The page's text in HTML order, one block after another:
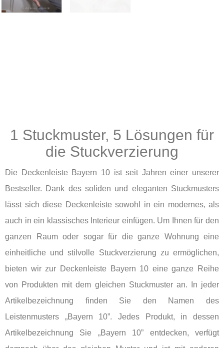
1 Stuckmuster, 5 Lösungen für
die Stuckverzierung
Die Deckenleiste Bayern 10 ist seit Jahren einer unserer
Bestseller. Dank des soliden und eleganten Stuckmusters
lässt sich diese Deckenleiste sowohl in ein modernes, als
auch in ein klassisches Interieur einfügen. Um Ihnen für den
ganzen Raum oder sogar für die ganze Wohnung eine
einheitliche und stilvolle Stuckverzierung zu ermöglichen,
bieten wir zur Deckenleiste Bayern 10 eine ganze Reihe
von Produkten mit dem gleichen Stuckmuster an. In jeder
Artikelbezeichnung finden Sie den Namen des
Leistenmusters „Bayern 10”. Jedes Produkt, in dessen
Artikelbezeichnung Sie „Bayern 10” entdecken, verfügt